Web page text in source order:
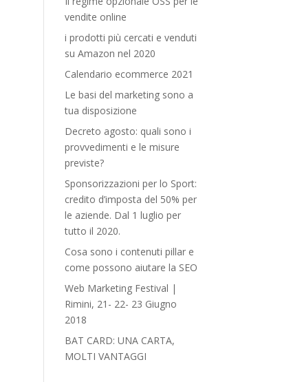
vendite online
i prodotti più cercati e venduti
su Amazon nel 2020
Calendario ecommerce 2021
Le basi del marketing sono a
tua disposizione
Decreto agosto: quali sono i
provvedimenti e le misure
previste?
Sponsorizzazioni per lo Sport:
credito d’imposta del 50% per
le aziende. Dal 1 luglio per
tutto il 2020.
Cosa sono i contenuti pillar e
come possono aiutare la SEO
Web Marketing Festival |
Rimini, 21- 22- 23 Giugno
2018‎
BAT CARD: UNA CARTA,
MOLTI VANTAGGI